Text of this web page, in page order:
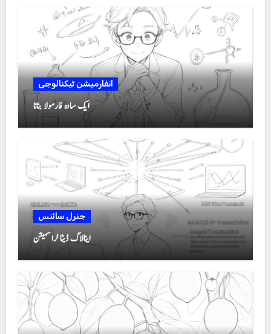
انفارمیشن ٹیکنالوجی
ایک سادہ فارمولا بنانا
جنرل سائنس
اینالاگ ڈیٹا ٹرانسمیشن